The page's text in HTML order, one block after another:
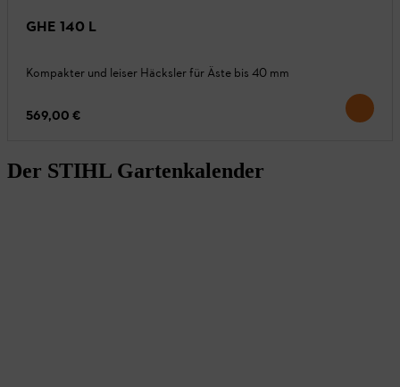
GHE 140 L
Kompakter und leiser Häcksler für Äste bis 40 mm
569,00 €
Der STIHL Gartenkalender